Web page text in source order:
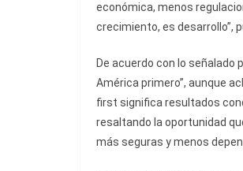
económica, menos
crecimiento, es desarrollo”,
De acuerdo con lo señalado
América primero”, aunque
first significa resultados
resaltando la oportunidad
más seguras y menos